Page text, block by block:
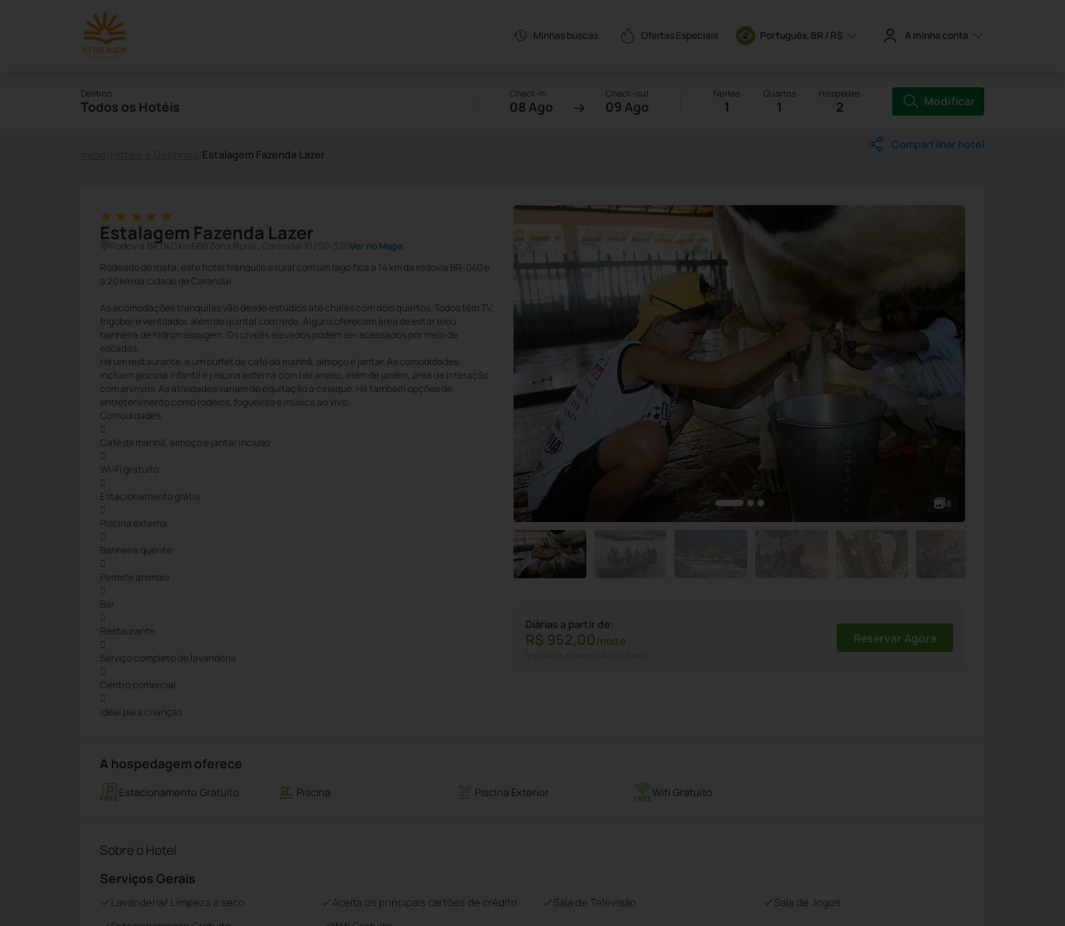
Minhas buscas Ofertas Especiais Português, BR / R$ A minha conta
Destino
Todos os Hotéis
Check-in
08 Ago
Check-out
09 Ago
Noites
1
Quartos
1
Hóspedes
2 Modificar
Estalagem Fazenda Lazer
Compartilhar hotel
Estalagem Fazenda Lazer
Rodovia BR 040 km660 Zona Rural , Carandai 31750-320Ver no Mapa
Rodeado de mata, este hotel tranquilo e rural com um lago fica a 14 km da rodovia BR-040 e
a 20 km da cidade de Carandaí.
As acomodações tranquilas vão desde estúdios até chalés com dois quartos. Todos têm TV,
frigobar e ventilador, além de quintal com rede. Alguns oferecem área de estar e/ou
banheira de hidromassagem. Os chalés elevados podem ser acessados por meio de
escadas.
Há um restaurante, e um buffet de café da manhã, almoço e jantar. As comodidades
incluem piscina infantil e piscina externa com bar anexo, além de jardim, área de interação
com animais. As atividades variam de equitação a caiaque. Há também opções de
entretenimento como rodeios, fogueiras e música ao vivo.
Comodidades

Café da manhã, almoço e jantar incluso

Wi-Fi gratuito

Estacionamento grátis

Piscina externa

Banheira quente

Permite animais

Bar

Restaurante

Serviço completo de lavanderia

Centro comercial

Ideal para crianças
8
Diárias a partir de:
R$ 952,00/noite Reservar Agora
A hospedagem oferece
Estacionamento Gratuito Piscina Piscina Exterior Wifi Gratuito
Sobre o Hotel
Serviços Gerais
Lavanderia/ Limpeza a seco Aceita os principais cartões de crédito Sala de Televisão
Sala de Jogos